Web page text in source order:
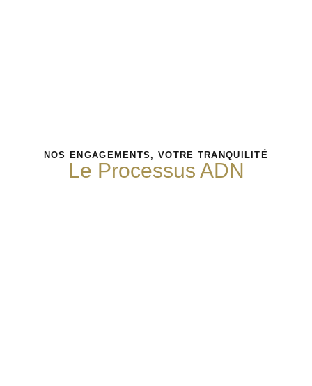
NOS ENGAGEMENTS, VOTRE TRANQUILITÉ
Le Processus ADN